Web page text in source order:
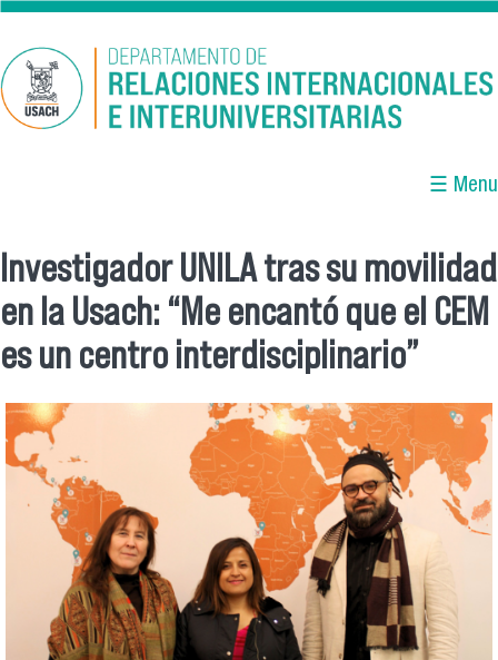
Pasar al contenido principal
☰ Menu
Se encuentra usted aquí
Investigador UNILA tras su movilidad
en la Usach: “Me encantó que el CEM
es un centro interdisciplinario”